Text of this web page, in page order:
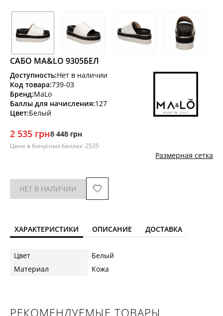
САБО MA&LO 9305БЕЛ
Доступность:Нет в наличии
Код товара:739-03
Бренд:MaLo
Баллы для начисления:127
Цвет:Белый
Размерная сетка
2 535 грн8 448 грн
Цена в бонусных баллах: 2535
НЕТ В НАЛИЧИИ
ХАРАКТЕРИСТИКИ ОПИСАНИЕ ДОСТАВКА
Цвет
Белый
Материал
Кожа
РЕКОМЕНДУЕМЫЕ ТОВАРЫ